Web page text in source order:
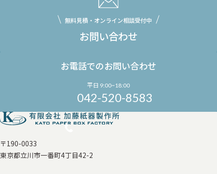
無料見積・オンライン相談受付中
お問い合わせ
お電話でのお問い合わせ
平日 9:00~18:00
042-520-8583
〒190-0033
東京都立川市一番町4丁目42-2